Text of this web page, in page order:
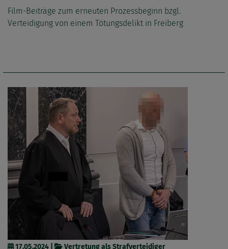
Film-Beiträge zum erneuten Prozessbeginn bzgl.
Verteidigung von einem Tötungsdelikt in Freiberg
17.05.2024 Vertretung als Strafverteidiger